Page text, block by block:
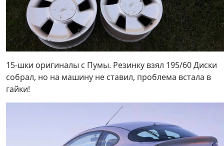
15-шки оригиналы с Пумы. Резинку взял 195/60 Диски
собрал, но на машину не ставил, проблема встала в
гайки!